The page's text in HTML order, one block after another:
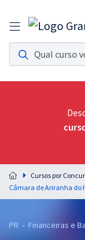
Assinatura
Acesso a todos os
Assinatura
Acesso ilimitado a
Residências
Preparação
residências em
Cursos por
PR - Financeiras e